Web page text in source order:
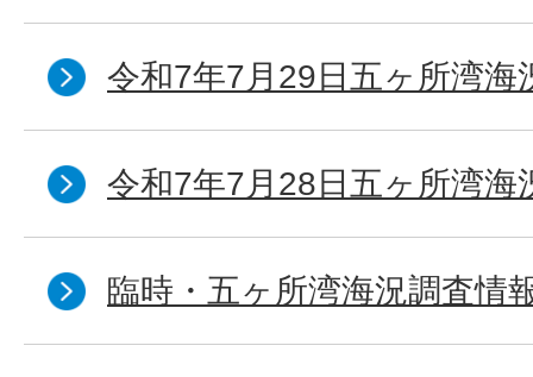
令和7年7月29日五ヶ所湾海
令和7年7月28日五ヶ所湾海
臨時・五ヶ所湾海況調査情